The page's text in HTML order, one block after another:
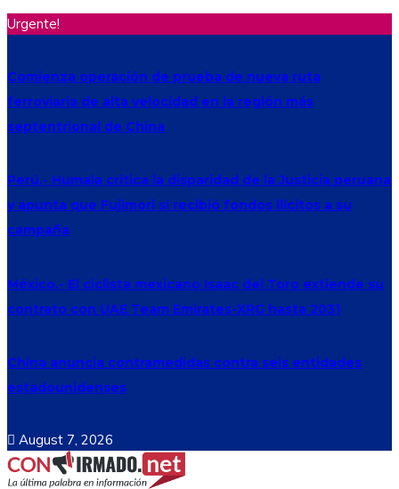
Urgente!
Comienza operación de prueba de nueva ruta
ferroviaria de alta velocidad en la región más
septentrional de China
Perú.- Humala critica la disparidad de la Justicia peruana
y apunta que Fujimori sí recibió fondos ilícitos a su
campaña
México.- El ciclista mexicano Isaac del Toro extiende su
contrato con UAE Team Emirates-XRG hasta 2031
China anuncia contramedidas contra seis entidades
estadounidenses
August 7, 2026